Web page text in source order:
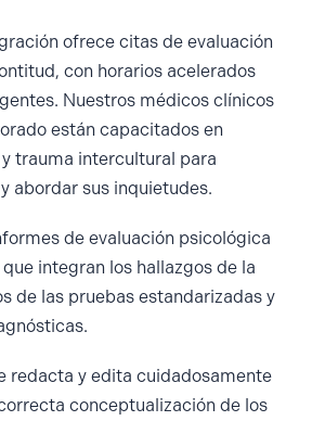
ofrece citas de evaluación
con horarios acelerados
Nuestros médicos clínicos
están capacitados en
trauma intercultural para
abordar sus inquietudes.
de evaluación psicológica
integran los hallazgos de la
de las pruebas estandarizadas y
redacta y edita cuidadosamente
conceptualización de los